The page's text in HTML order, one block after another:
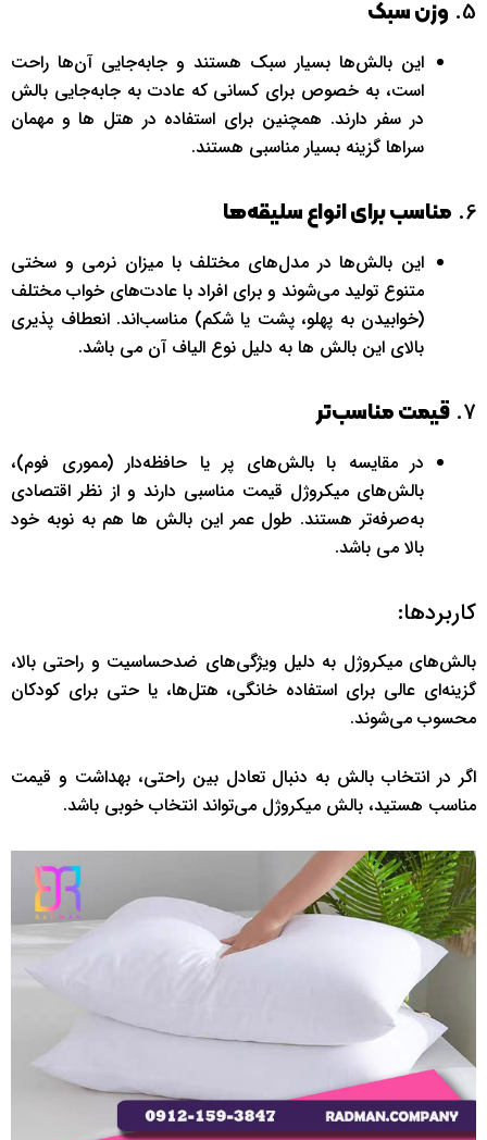
5. وزن سبک
این بالش‌ها بسیار سبک هستند و جابه‌جایی آن‌ها راحت
است، به خصوص برای کسانی که عادت به جابه‌جایی بالش
در سفر دارند. همچنین برای استفاده در هتل ها و مهمان
سراها گزینه بسیار مناسبی هستند.
6. مناسب برای انواع سلیقه‌ها
این بالش‌ها در مدل‌های مختلف با میزان نرمی و سختی
متنوع تولید می‌شوند و برای افراد با عادت‌های خواب مختلف
(خوابیدن به پهلو، پشت یا شکم) مناسب‌اند. انعطاف پذیری
بالای این بالش ها به دلیل نوع الیاف آن می باشد.
7. قیمت مناسب‌تر
در مقایسه با بالش‌های پر یا حافظه‌دار (مموری فوم)،
بالش‌های میکروژل قیمت مناسبی دارند و از نظر اقتصادی
به‌صرفه‌تر هستند. طول عمر این بالش ها هم به نوبه خود
بالا می باشد.
کاربردها:
بالش‌های میکروژل به دلیل ویژگی‌های ضدحساسیت و راحتی بالا،
گزینه‌ای عالی برای استفاده خانگی، هتل‌ها، یا حتی برای کودکان
محسوب می‌شوند.
اگر در انتخاب بالش به دنبال تعادل بین راحتی، بهداشت و قیمت
مناسب هستید، بالش میکروژل می‌تواند انتخاب خوبی باشد.